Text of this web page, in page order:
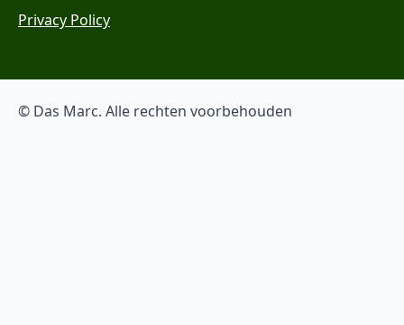
Privacy Policy
© Das Marc. Alle rechten voorbehouden